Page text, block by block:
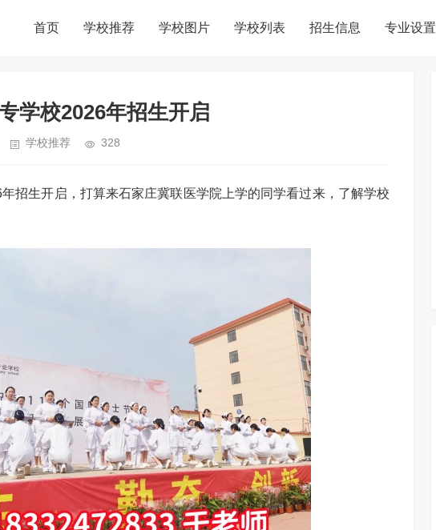
首页 学校推荐 学校图片 学校列表 招生信息 专业设置
学校2026年招生开启
学校推荐 328
年招生开启，打算来石家庄冀联医学院上学的同学看过来，了解学校